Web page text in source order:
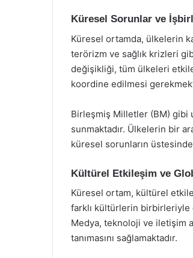
Küresel Sorunlar ve
Küresel ortamda, ülkelerin
terörizm ve sağlık krizleri
değişikliği, tüm ülkeleri
koordine edilmesi
Birleşmiş Milletler (BM) gibi
sunmaktadır. Ülkelerin bir
küresel sorunların
Kültürel Etkileşim ve
Küresel ortam, kültürel
farklı kültürlerin
Medya, teknoloji ve iletişim
tanımasını sağlamaktadır.